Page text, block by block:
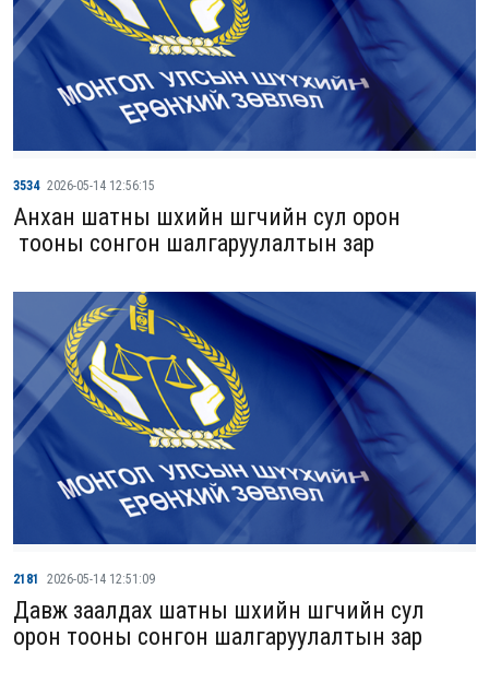
3534 2026-05-14 12:56:15
Анхан шатны шүүхийн шүүгчийн сул орон
тооны сонгон шалгаруулалтын зар
2181 2026-05-14 12:51:09
Давж заалдах шатны шүүхийн шүүгчийн сул
орон тооны сонгон шалгаруулалтын зар